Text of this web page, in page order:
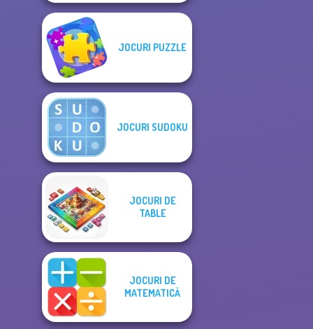
JOCURI PUZZLE
JOCURI SUDOKU
JOCURI DE
TABLE
JOCURI DE
MATEMATICĂ